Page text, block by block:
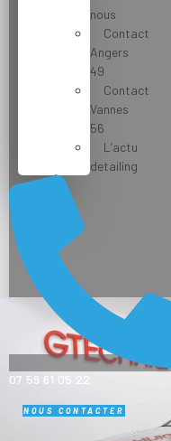
nous
Contact
Angers
49
Contact
Vannes
56
L’actu
detailing
07 59 61 05 22
NOUS CONTACTER